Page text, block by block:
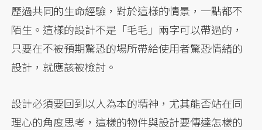
歷過共同的生命經驗，對於這樣的情景，一點都不
陌生。這樣的設計不是「毛毛」兩字可以帶過的，
只要在不被預期驚恐的場所帶給使用者驚恐情緒的
設計，就應該被檢討。
設計必須要回到以人為本的精神，尤其能否站在同
理心的角度思考，這樣的物件與設計要傳達怎樣的